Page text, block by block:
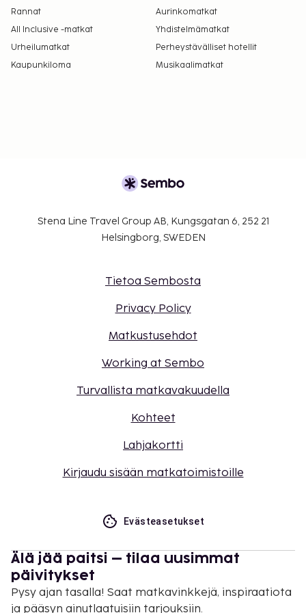
Rannat
Aurinkomatkat
All Inclusive -matkat
Yhdistelmämatkat
Urheilumatkat
Perheystävälliset hotellit
Kaupunkiloma
Musikaalimatkat
Stena Line Travel Group AB, Kungsgatan 6, 252 21
Helsingborg, SWEDEN
Tietoa Sembosta
Privacy Policy
Matkustusehdot
Working at Sembo
Turvallista matkavakuudella
Kohteet
Lahjakortti
Kirjaudu sisään matkatoimistoille
Evästeasetukset
Älä jää paitsi – tilaa uusimmat
päivitykset
Pysy ajan tasalla! Saat matkavinkkejä, inspiraatiota
ja pääsyn ainutlaatuisiin tarjouksiin.